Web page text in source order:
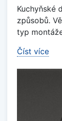
Kuchyňské
způsobů.
typ
Číst více